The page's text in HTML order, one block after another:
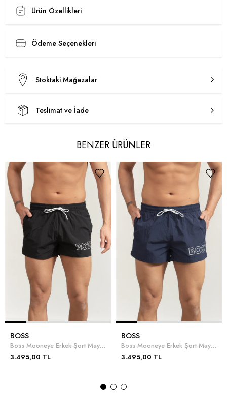
Ürün Özellikleri
Ödeme Seçenekleri
Stoktaki Mağazalar
Teslimat ve İade
BENZER ÜRÜNLER
BOSS
Boss Mooneye Erkek Şort Mayo Siyah
3.495,00 TL
BOSS
Boss Mooneye Erkek Şort Mayo Lacivert
3.495,00 TL